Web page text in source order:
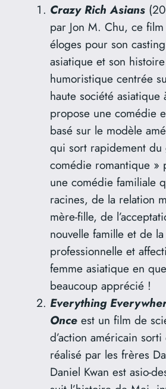
Crazy Rich Asians
par Jon M. Chu, ce
éloges pour son
asiatique et son
humoristique centrée
haute société asiatique
propose une comédie
basé sur le modèle
qui sort rapidement du
comédie romantique »
une comédie familiale
racines, de la relation
mère-fille, de
nouvelle famille et de
professionnelle et
femme asiatique en
beaucoup apprécié !
Everything
Once est un film de
d’action américain
réalisé par les frères
Daniel Kwan est asio-